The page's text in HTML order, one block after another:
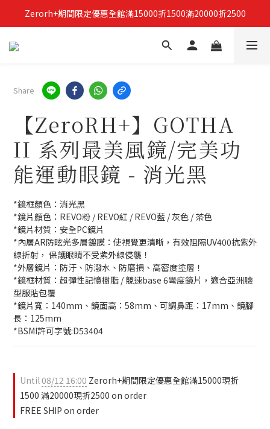
立即加入Zerorh+官網會員，獲得購物禮金
Zerorh+期間限定優惠全館滿15000折1500滿20000折2500
立即加入Zerorh+官網會員，獲得購物禮金
Share
【ZeroRH+】GOTHA
II 系列最美風鏡/完美功
能運動眼鏡 - 消光黑
*鏡框顏色：消光黑
*鏡片顏色：REVO粉 / REVO紅 / REVO藍 / 灰色 / 茶色
*鏡片材質：安全PC鏡片
*內層AR防眩光多層鍍膜：使視覺更清晰，有效阻隔UV400抗紫外
線折射， 保護眼睛不受紫外線侵襲！
*外層鏡片：防汙、防潑水、防磨損、高密度塗層！
*鏡框材質：超彈性記憶樹脂 / 競速base 6彎度鏡片，適合亞洲臉
型服貼包覆
*鏡片寬：140mm、鏡面高：58mm、可調鼻距：17mm、鏡腳
長：125mm
*BSMI許可字號:D53404
Until08/12 16:00 Zerorh+期間限定優惠全館滿15000現折
1500 滿20000現折2500 on order
FREE SHIP on order